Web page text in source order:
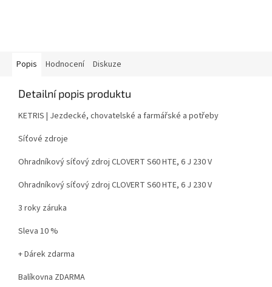
Popis Hodnocení Diskuze
Detailní popis produktu
KETRIS | Jezdecké, chovatelské a farmářské a potřeby
Síťové zdroje
Ohradníkový síťový zdroj CLOVERT S60 HTE, 6 J 230 V
Ohradníkový síťový zdroj CLOVERT S60 HTE, 6 J 230 V
3 roky záruka
Sleva 10 %
+ Dárek zdarma
Balíkovna ZDARMA